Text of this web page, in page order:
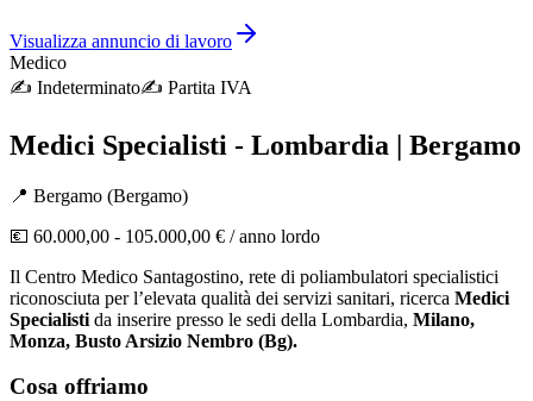
Visualizza annuncio di lavoro
Medico
✍️ Indeterminato✍️ Partita IVA
Medici Specialisti - Lombardia | Bergamo
📍 Bergamo (Bergamo)
💶 60.000,00 - 105.000,00 € / anno lordo
Il Centro Medico Santagostino, rete di poliambulatori specialistici
riconosciuta per l’elevata qualità dei servizi sanitari, ricerca Medici
Specialisti da inserire presso le sedi della Lombardia, Milano,
Monza, Busto Arsizio Nembro (Bg).
Cosa offriamo